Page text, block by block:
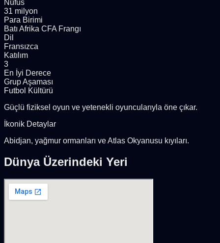
Nüfus
31 milyon
Para Birimi
Batı Afrika CFA Frangı
Dil
Fransızca
Katılım
3
En İyi Derece
Grup Aşaması
Futbol Kültürü
Güçlü fiziksel oyun ve yetenekli oyuncularıyla öne çıkar.
İkonik Detaylar
Abidjan, yağmur ormanları ve Atlas Okyanusu kıyıları.
Dünya Üzerindeki Yeri